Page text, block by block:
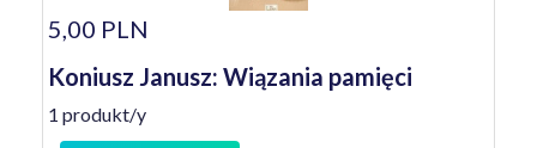
5,00 PLN
Koniusz Janusz: Wiązania pamięci
1 produkt/y